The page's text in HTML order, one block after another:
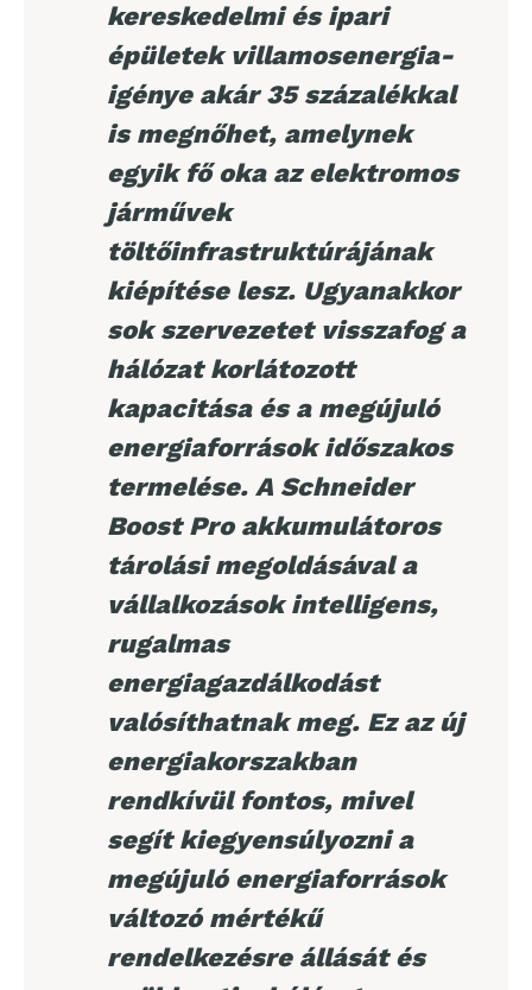
kereskedelmi és ipari
épületek villamosenergia-
igénye akár 35 százalékkal
is megnőhet, amelynek
egyik fő oka az elektromos
járművek
töltőinfrastruktúrájának
kiépítése lesz. Ugyanakkor
sok szervezetet visszafog a
hálózat korlátozott
kapacitása és a megújuló
energiaforrások időszakos
termelése. A Schneider
Boost Pro akkumulátoros
tárolási megoldásával a
vállalkozások intelligens,
rugalmas
energiagazdálkodást
valósíthatnak meg. Ez az új
energiakorszakban
rendkívül fontos, mivel
segít kiegyensúlyozni a
megújuló energiaforrások
változó mértékű
rendelkezésre állását és